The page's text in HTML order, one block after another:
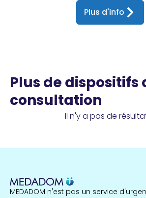
Plus d'info
Plus de dispositifs
consultation
Il n'y a pas de
MEDADOM n'est pas un service